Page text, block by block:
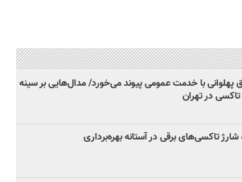
پهلوانی با خدمت عمومی پیوند می‌خورد/ مدال‌هایی بر سینه
تاکسی در تهران